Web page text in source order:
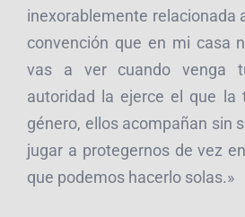
inexorablemente relacionada
convención que en mi casa
vas a ver cuando venga
autoridad la ejerce el que la
género, ellos acompañan sin
jugar a protegernos de vez
que podemos hacerlo solas.»